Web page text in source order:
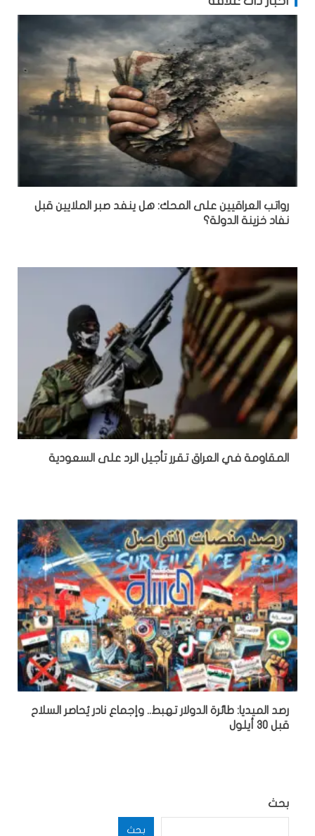
رواتب العراقيين على المحك: هل ينفد صبر الملايين قبل
نفاد خزينة الدولة؟
المقاومة في العراق تقرر تأجيل الرد على السعودية
رصد الميديا: طائرة الدولار تهبط.. وإجماع نادر يُحاصر السلاح
قبل 30 أيلول
بحث
بحث